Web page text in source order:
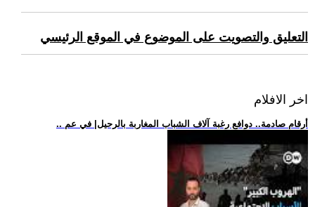
التعليق والتصويت على الموضوع في الموقع الرئيسي
اخر الافلام
.. أرقام صادمة.. دوافع رغبة آلاف الشباب المغاربة بالرحيل| في عم